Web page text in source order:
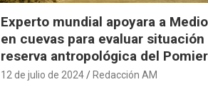
Experto mundial apoyara a
en cuevas para evaluar situación
reserva antropológica del Pomier
12 de julio de 2024 Redacción AM